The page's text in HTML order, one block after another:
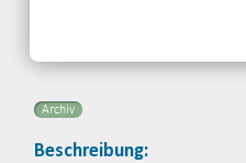
Archiv
Beschreibung: